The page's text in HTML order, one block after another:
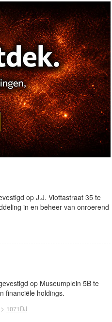
op J.J. Viottastraat 35 te
in en beheer van onroerend
op Museumplein 5B te
financiële holdings.
> 1071DJ